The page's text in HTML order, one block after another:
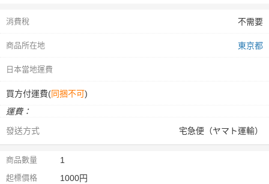
消費稅 不需要
商品所在地 東京都
日本當地運費
買方付運費(同捆不可)
運費：
發送方式
宅急便（ヤマト運輸）
商品數量 1
起標價格 1000円